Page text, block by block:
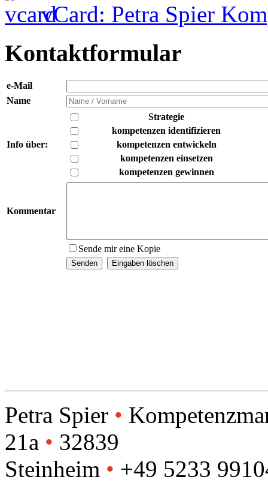
vCard: Petra Spier
Kontaktformular
e-Mail
Name
Info über:
Strategie
kompetenzen identifizieren
kompetenzen entwickeln
kompetenzen einsetzen
kompetenzen gewinnen
Kommentar
Sende mir eine Kopie
Petra Spier •
21a • 32839
Steinheim • +49 5233